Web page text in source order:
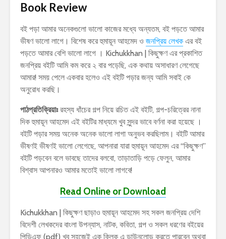
Book Review
বই পড়া আমার অনেকগুলো ভালো কাজের মধ্যে অন্যতম, বই পড়তে আমার
ভীষণ ভালো লাগে। বিশেষ করে হুমায়ূন আহমেদ ও জনপ্রিয় লেখক এর বই
পড়তে আমার বেশি ভালো লাগে । Kichukkhan | কিছুক্ষণ এর প্রকাশিত
জনপ্রিয় বইটি আমি কম করে ২ বার পড়েছি, এক কথায় অসাধারণ লেগেছে
আমার! সময় পেলে একবার হলেও এই বইটি পড়ার জন্য আমি সবাই কে
অনুরোধ করছি।
পাঠপ্রতিক্রিয়াঃরহস্য ধাঁচের গল্প নিয়ে রচিত এই বইটি, গল্প-চরিত্রের নানা
দিক হুমায়ূন আহমেদ এই বইটির মাধ্যমে খুব সুন্দর ভাবে বর্ণনা করা হয়েছে ।
বইটি পড়ার সময় অনেক অনেক ভালো লাগা অনুভব করছিলাম। বইটি আমার
ভীষণই ভীষণই ভালো লেগেছে, আপনারা যারা হুমায়ূন আহমেদ এর “কিছুক্ষণ”
বইটি পড়বেন বলে ভাবছে তাদের বলবো, তাড়াতাড়ি পড়ে ফেলুন, আমার
বিশ্বাস আপনারও আমার মতোই ভালো লাগবে!
Read Online or Download
Kichukkhan | কিছুক্ষণ ছাড়াও হুমায়ূন আহমেদ সহ সকল জনপ্রিয় দেশি
বিদেশী লেখকদের বাংলা উপন্যাস, নাটক, কবিতা, গল্প ও সকল ধরণের বইয়ের
পিডিএফ (pdf) খুব সহজেই এক ক্লিক এ ডাউনলোড করতে পারবেন অথবা